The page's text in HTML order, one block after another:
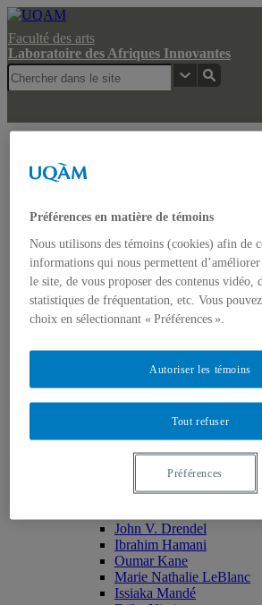
Faculté des arts
Laboratoire des Afriques Innovantes
Actualités
Colloque: REGARDS
IMAGINAIRES NON-
DANS LES AMÉRIQUES
Accueil
Bulletin Bandung Spirit
Qui sommes-nous ?
Membres de l’UQÀM
Monia Abdallah
Jean-Jacques Bogui
Bonnie Campbell
John V. Drendel
Ibrahim Hamani
Oumar Kane
Marie Nathalie LeBlanc
Issiaka Mandé
Préférences en matière de témoins
Nous utilisons des témoins (cookies) afin de
informations qui nous permettent
le site, de vous proposer des contenus vidéo,
statistiques de fréquentation, etc. Vous
choix en sélectionnant « Préférences ».
Tout refuser
Autoriser les témoins
Préférences